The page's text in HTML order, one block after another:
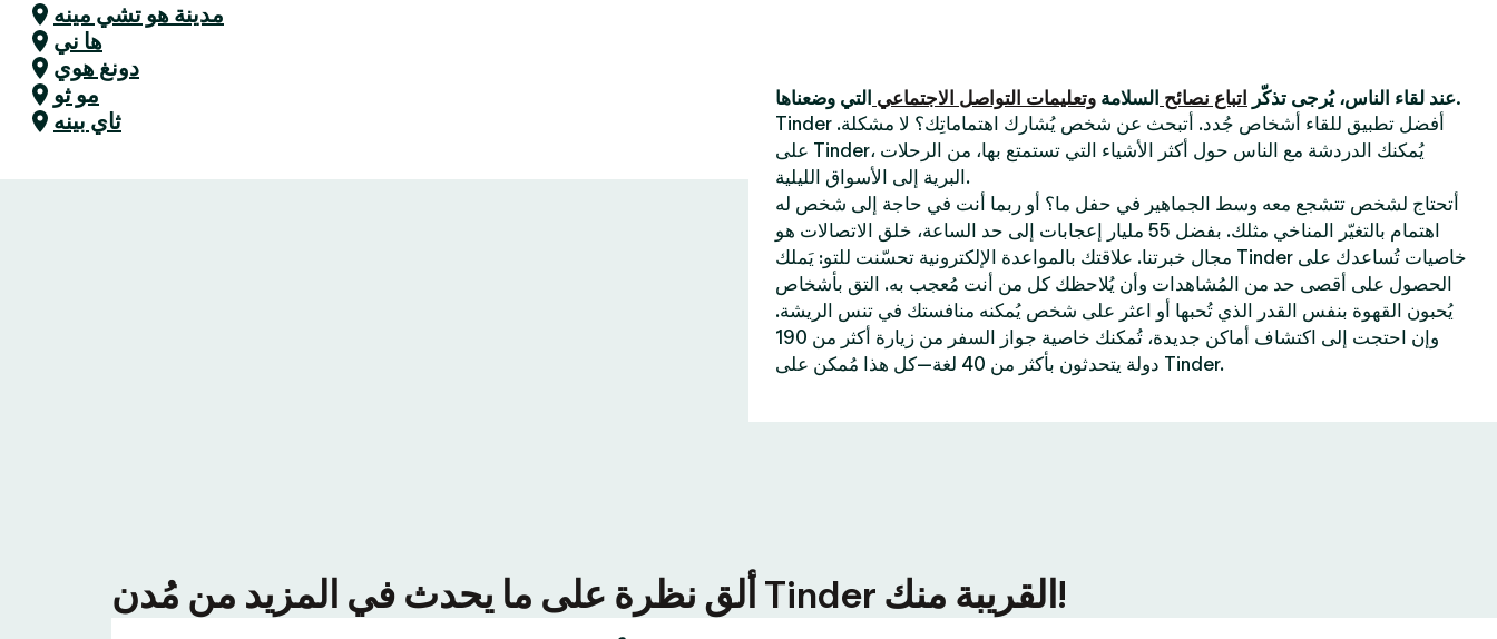
مدينة هو تشي مينه
ها ني
دونغ هوي
مو ثو
ثاي بينه
عند لقاء الناس، يُرجى تذكّر اتباع نصائح السلامة وتعليمات التواصل الاجتماعي
التي وضعناها.
Tinder أفضل تطبيق للقاء أشخاص جُدد. أتبحث عن شخص يُشارك اهتماماتِك؟ لا مشكلة.
على Tinder، يُمكنك الدردشة مع الناس حول أكثر الأشياء التي تستمتع بها، من الرحلات
البرية إلى الأسواق الليلية.
أتحتاج لشخص تتشجع معه وسط الجماهير في حفل ما؟ أو ربما أنت في حاجة إلى شخص له
اهتمام بالتغيّر المناخي مثلك. بفضل 55 مليار إعجابات إلى حد الساعة، خلق الاتصالات هو
مجال خبرتنا. علاقتك بالمواعدة الإلكترونية تحسّنت للتو: يَملك Tinder خاصيات تُساعدك على
الحصول على أقصى حد من المُشاهدات وأن يُلاحظك كل من أنت مُعجب به. التق بأشخاص
يُحبون القهوة بنفس القدر الذي تُحبها أو اعثر على شخص يُمكنه منافستك في تنس الريشة.
وإن احتجت إلى اكتشاف أماكن جديدة، تُمكنك خاصية جواز السفر من زيارة أكثر من 190
دولة يتحدثون بأكثر من 40 لغة—كل هذا مُمكن على Tinder.
ألقِ نظرة على ما يحدث في المزيد من مُدن Tinder القريبة منك!